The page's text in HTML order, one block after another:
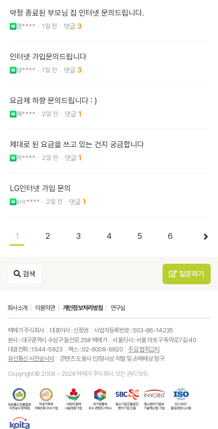
약정 종료된 부모님 집 인터넷 문의드립니다.
영**** 1일 전 3
인터넷 가입문의드립니다
댕**** 1일 전 3
요금제 하향 문의드립니다 : )
째**** 2일 전 1
제대로 된 요금을 쓰고 있는 건지 궁금합니다
파**** 2일 전 1
LG인터넷 가입 문의
srir**** 2일 전 1
1 2 3 4 5 6
검색 질문하기
회사소개 이용약관 개인정보처리방침 연구실
백메가 주식회사 대표이사 : 신정권
사업자등록번호 : 503-86-14235
본사 : 대구광역시 수성구 들안로 258 백메가
서울지사 : 서울 마포구 독막로7길 40
대표전화 : 1544-5823
팩스 : 02-6008-6920
주요 법적고지
유선통신 사전승낙서
콘텐츠 도용시 민/형사상 처벌 및 손해배상 청구.
Copyright © 2008 ~ 2026 백메가 주식회사. 모든 권리 보유.
정
보
신
가
랑
의
열
통
중
소
기
업
중
소
벤
처
ISO9001
경
국